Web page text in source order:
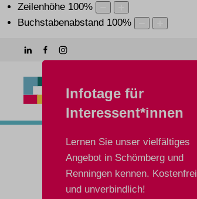
Zeilenhöhe 100%
Buchstabenabstand 100%
Infotage für
Interessent*innen
Lernen Sie unser vielfältiges
Angebot in Schömberg und
Renningen kennen. Kostenfrei
und unverbindlich!